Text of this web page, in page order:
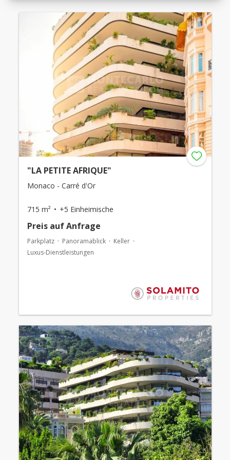
"LA PETITE AFRIQUE"
Monaco - Carré d'Or
715 m² +5 Einheimische
Preis auf Anfrage
Parkplatz Panoramablick
Keller
Luxus-Dienstleistungen